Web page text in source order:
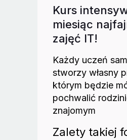
Kurs
miesiąc
zajęć IT!
Każdy uczeń
stworzy własny
którym będzie
pochwalić
znajomym
Zalety takiej